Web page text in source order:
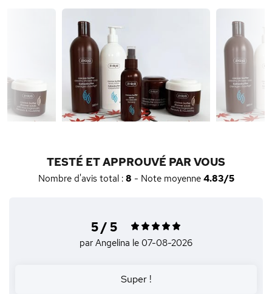
TESTÉ ET APPROUVÉ PAR VOUS
Nombre d'avis total : 8 - Note moyenne 4.83/5
5 / 5
par Angelina le 07-08-2026
Super !